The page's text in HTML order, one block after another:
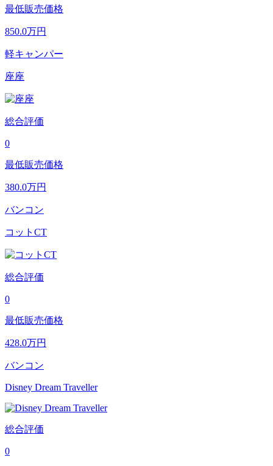
最低販売価格
850.0万円
軽キャンパー
座座
総合評価
0
最低販売価格
380.0万円
バンコン
コットCT
総合評価
0
最低販売価格
428.0万円
バンコン
Disney Dream Traveller
総合評価
0